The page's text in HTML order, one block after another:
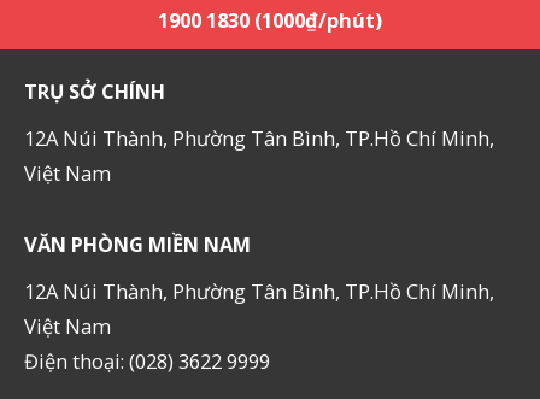
1900 1830 (1000₫/phút)
TRỤ SỞ CHÍNH
12A Núi Thành, Phường Tân Bình, TP.Hồ Chí Minh,
Việt Nam
VĂN PHÒNG MIỀN NAM
12A Núi Thành, Phường Tân Bình, TP.Hồ Chí Minh,
Việt Nam
Điện thoại: (028) 3622 9999